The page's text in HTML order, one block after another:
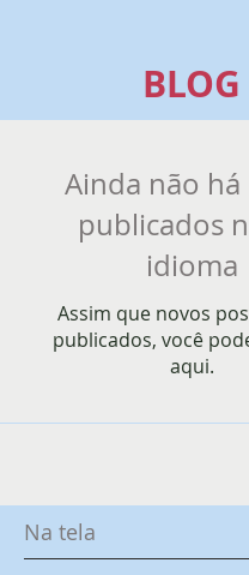
BLOG
Ainda não há
publicados
idioma
Assim que novos
publicados, você
aqui.
Na tela